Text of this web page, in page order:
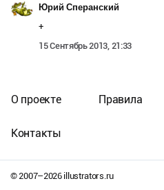
Юрий Сперанский
+
15 Сентябрь 2013, 21:33
© 2007–2026illustrators.ru
О проекте Правила
Контакты